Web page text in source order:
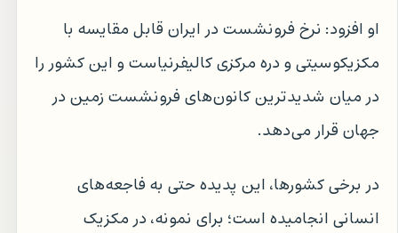
او افزود: نرخ فرونشست در ایران قابل مقایسه با
مکزیکوسیتی و دره مرکزی کالیفرنیاست و این کشور را
در میان شدیدترین کانون‌های فرونشست زمین در
جهان قرار می‌دهد.
در برخی کشورها، این پدیده حتی به فاجعه‌های
انسانی انجامیده است؛ برای نمونه، در مکزیک